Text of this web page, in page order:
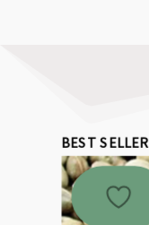
BEST SELLER